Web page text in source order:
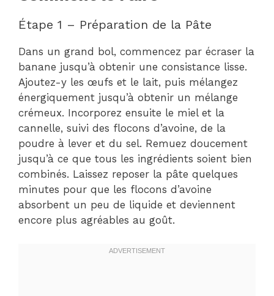
Étape 1 – Préparation de la Pâte
Dans un grand bol, commencez par écraser la
banane jusqu’à obtenir une consistance lisse.
Ajoutez-y les œufs et le lait, puis mélangez
énergiquement jusqu’à obtenir un mélange
crémeux. Incorporez ensuite le miel et la
cannelle, suivi des flocons d’avoine, de la
poudre à lever et du sel. Remuez doucement
jusqu’à ce que tous les ingrédients soient bien
combinés. Laissez reposer la pâte quelques
minutes pour que les flocons d’avoine
absorbent un peu de liquide et deviennent
encore plus agréables au goût.